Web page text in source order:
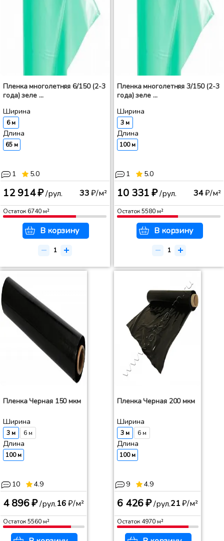
Пленка многолетняя 6/150 (2-3
года) зеле ...
Ширина
6 м
Длина
65 м
1 5.0
12 914 ₽/рул. 33₽/м²
Остаток 6740м²
В корзину
Пленка многолетняя 3/150 (2-3
года) зеле ...
Ширина
3 м
Длина
100 м
1 5.0
10 331 ₽/рул. 34₽/м²
Остаток5580м²
В корзину
Пленка Черная 150 мкм
Ширина
3 м 6 м
Длина
100 м
10 4.9
4 896 ₽/рул.16₽/м²
Остаток5560м²
Пленка Черная 200 мкм
Ширина
3 м 6 м
Длина
100 м
9 4.9
6 426 ₽/рул.21₽/м²
Остаток 4970м²